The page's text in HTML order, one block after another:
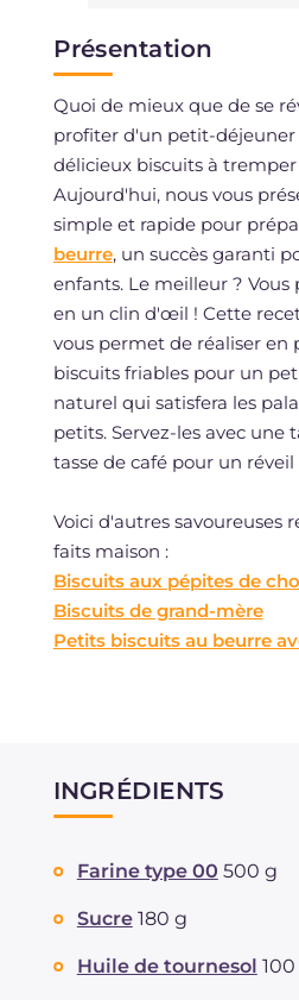
Présentation
Quoi de mieux que de se
profiter d'un petit-déjeuner
délicieux biscuits à
Aujourd'hui, nous vous
simple et rapide pour
beurre, un succès garanti
enfants. Le meilleur ? Vous
en un clin d'œil ! Cette
vous permet de réaliser en
biscuits friables pour un
naturel qui satisfera les
petits. Servez-les avec une
tasse de café pour un
Voici d'autres savoureuses
faits maison :
Biscuits aux pépites de
Biscuits de grand-mère
Petits biscuits au beurre
INGRÉDIENTS
Farine type 00 500 g
Sucre 180 g
Huile de tournesol